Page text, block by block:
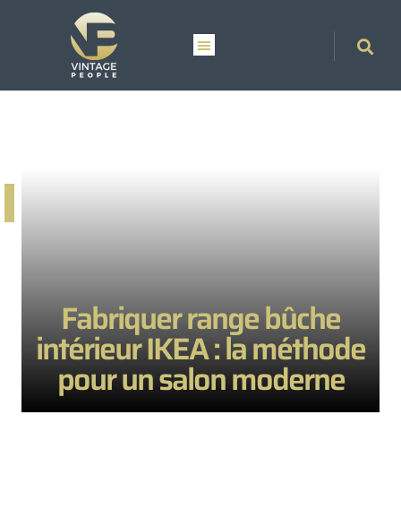
Fabriquer range bûche
intérieur IKEA : la méthode
pour un salon moderne